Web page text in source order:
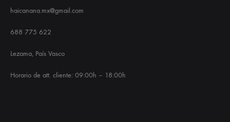
haicanana.mx@gmail.com
688 775 622
Lezama, País Vasco
Horario de att. cliente: 09:00h – 18:00h